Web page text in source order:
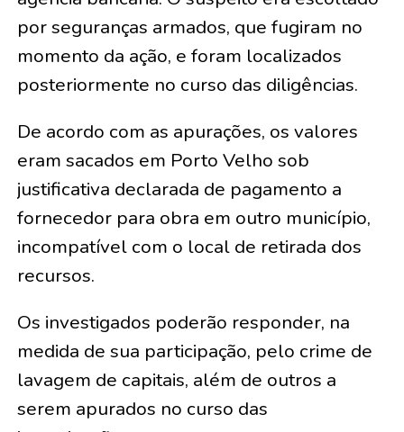
por seguranças armados, que fugiram no
momento da ação, e foram localizados
posteriormente no curso das diligências.
De acordo com as apurações, os valores
eram sacados em Porto Velho sob
justificativa declarada de pagamento a
fornecedor para obra em outro município,
incompatível com o local de retirada dos
recursos.
Os investigados poderão responder, na
medida de sua participação, pelo crime de
lavagem de capitais, além de outros a
serem apurados no curso das